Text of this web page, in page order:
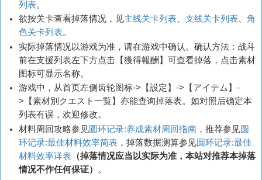
列表。
欲按关卡查看掉落情况，见主线关卡列表、支线关卡列表、角
色关卡列表。
实际掉落情况以游戏为准，请在游戏中确认。确认方法：战斗
前在支援列表左下方点击【獲得報酬 】可查看掉落，点击素材
图标可显示名称。
游戏中，从首页左侧齿轮图标->【設定 】->【 アイテム 】-
>【素材別クエスト一覧 】亦能查询掉落表。如对照后确定本
列表有误，欢迎修改。
材料周回攻略参见 圆环记录:养成素材周回指南 ，推荐参见 圆
环记录:最佳材料效率简表 ，掉落数据测算参见 圆环记录:最佳
材料效率详表 （掉落情况应当以实际为准，本站对推荐本掉落
情况不作任何保证）
。